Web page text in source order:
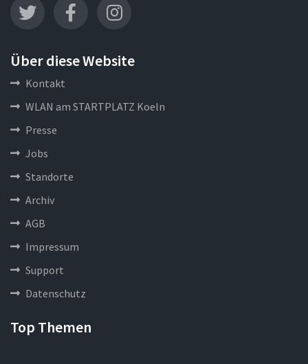
Über diese Website
Kontakt
WLAN am STARTPLATZ Koeln
Presse
Jobs
Standorte
Archiv
AGB
Impressum
Support
Datenschutz
Top Themen